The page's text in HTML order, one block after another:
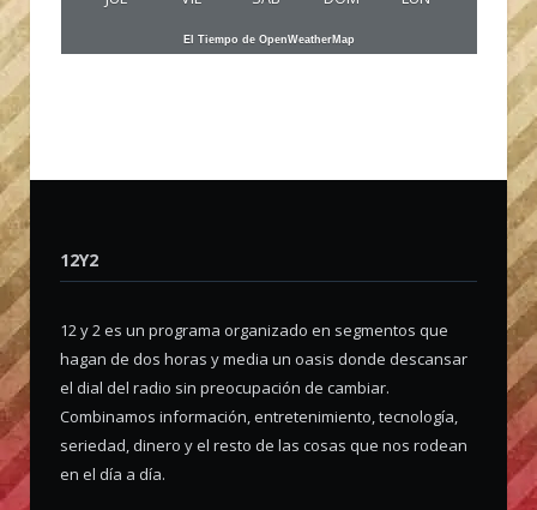
El Tiempo de OpenWeatherMap
12Y2
12 y 2 es un programa organizado en segmentos que
hagan de dos horas y media un oasis donde descansar
el dial del radio sin preocupación de cambiar.
Combinamos información, entretenimiento, tecnología,
seriedad, dinero y el resto de las cosas que nos rodean
en el día a día.